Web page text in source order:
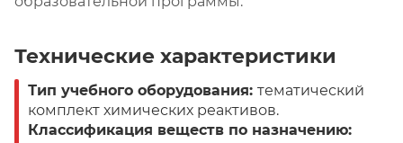
Технические характеристики
Тип учебного оборудования: тематический
комплект химических реактивов.
Классификация веществ по назначению: